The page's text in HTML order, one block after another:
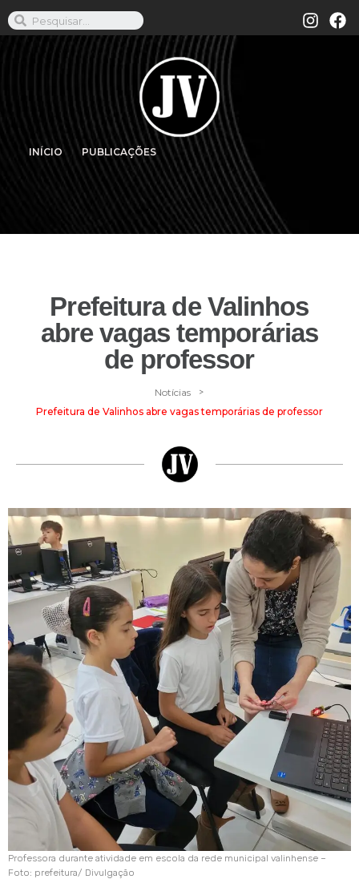
INÍCIO PUBLICAÇÕES
Prefeitura de Valinhos
abre vagas temporárias
de professor
Notícias >
Prefeitura de Valinhos abre vagas temporárias de professor
Professora durante atividade em escola da rede municipal valinhense –
Foto: prefeitura/ Divulgação